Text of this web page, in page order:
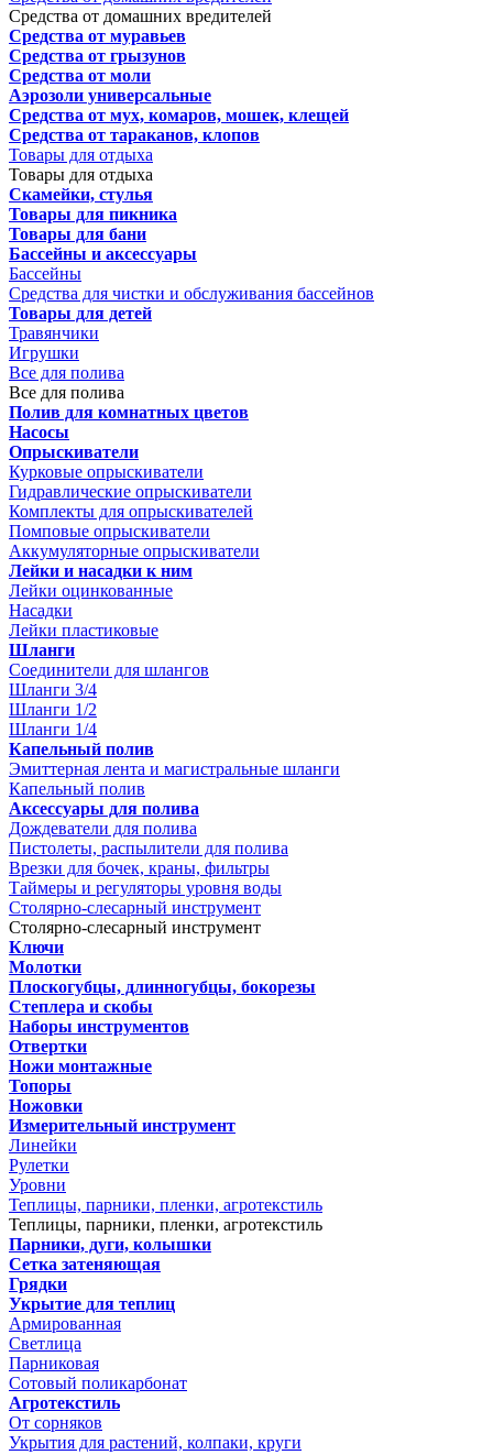
Средства от домашних вредителей
Средства от муравьев
Средства от грызунов
Средства от моли
Аэрозоли универсальные
Средства от мух, комаров, мошек, клещей
Средства от тараканов, клопов
Товары для отдыха
Товары для отдыха
Скамейки, стулья
Товары для пикника
Товары для бани
Бассейны и аксессуары
Бассейны
Средства для чистки и обслуживания бассейнов
Товары для детей
Травянчики
Игрушки
Все для полива
Все для полива
Полив для комнатных цветов
Насосы
Опрыскиватели
Курковые опрыскиватели
Гидравлические опрыскиватели
Комплекты для опрыскивателей
Помповые опрыскиватели
Аккумуляторные опрыскиватели
Лейки и насадки к ним
Лейки оцинкованные
Насадки
Лейки пластиковые
Шланги
Соединители для шлангов
Шланги 3/4
Шланги 1/2
Шланги 1/4
Капельный полив
Эмиттерная лента и магистральные шланги
Капельный полив
Аксессуары для полива
Дождеватели для полива
Пистолеты, распылители для полива
Врезки для бочек, краны, фильтры
Таймеры и регуляторы уровня воды
Столярно-слесарный инструмент
Столярно-слесарный инструмент
Ключи
Молотки
Плоскогубцы, длинногубцы, бокорезы
Степлера и скобы
Наборы инструментов
Отвертки
Ножи монтажные
Топоры
Ножовки
Измерительный инструмент
Линейки
Рулетки
Уровни
Теплицы, парники, пленки, агротекстиль
Теплицы, парники, пленки, агротекстиль
Парники, дуги, колышки
Сетка затеняющая
Грядки
Укрытие для теплиц
Армированная
Светлица
Парниковая
Сотовый поликарбонат
Агротекстиль
От сорняков
Укрытия для растений, колпаки, круги